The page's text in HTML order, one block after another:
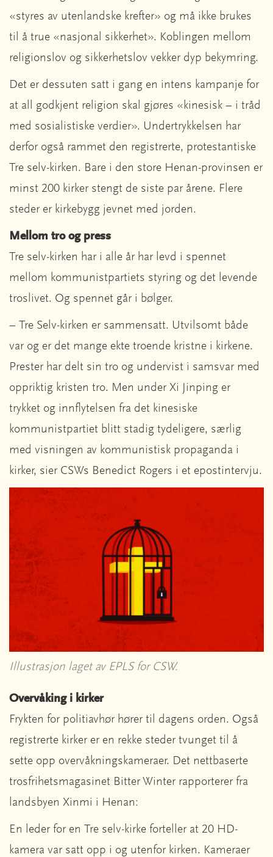
«styres av utenlandske krefter» og må ikke brukes
til å true «nasjonal sikkerhet». Koblingen mellom
religionslov og sikkerhetslov vekker dyp bekymring.
Det er dessuten satt i gang en intens kampanje for
at all godkjent religion skal gjøres «kinesisk – i tråd
med sosialistiske verdier». Undertrykkelsen har
derfor også rammet den registrerte, protestantiske
Tre selv-kirken. Bare i den store Henan-provinsen er
minst 200 kirker stengt de siste par årene. Flere
steder er kirkebygg jevnet med jorden.
Mellom tro og press
Tre selv-kirken har i alle år har levd i spennet
mellom kommunistpartiets styring og det levende
troslivet. Og spennet går i bølger.
– Tre Selv-kirken er sammensatt. Utvilsomt både
var og er det mange ekte troende kristne i kirkene.
Prester har delt sin tro og undervist i samsvar med
oppriktig kristen tro. Men under Xi Jinping er
trykket og innflytelsen fra det kinesiske
kommunistpartiet blitt stadig tydeligere, særlig
med visningen av kommunistisk propaganda i
kirker, sier CSWs Benedict Rogers i et epostintervju.
Illustrasjon laget av EPLS for CSW.
Overvåking i kirker
Frykten for politiavhør hører til dagens orden. Også
registrerte kirker er en rekke steder tvunget til å
sette opp overvåkningskameraer. Det nettbaserte
trosfrihetsmagasinet Bitter Winter rapporterer fra
landsbyen Xinmi i Henan:
En leder for en Tre selv-kirke forteller at 20 HD-
kamera var satt opp i og utenfor kirken. Kameraer